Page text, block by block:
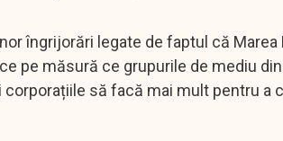
îngrijorări legate de faptul că Marea
pe măsură ce grupurile de mediu
să facă mai mult pentru a